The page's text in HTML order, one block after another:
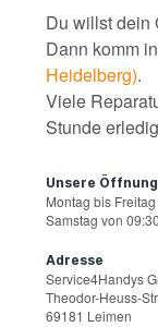
Du willst dein
Dann komm
Heidelberg).
Viele
Stunde
Unsere
Montag bis
Samstag von
Adresse
Service4Handys
Theodor-Heuss-
69181 Leimen